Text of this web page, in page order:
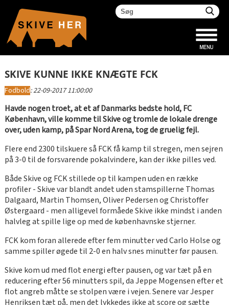
SKIVE KUNNE IKKE KNÆGTE FCK
Fodbold:22-09-2017 11:00:00
Havde nogen troet, at et af Danmarks bedste hold, FC
København, ville komme til Skive og tromle de lokale drenge
over, uden kamp, på Spar Nord Arena, tog de gruelig fejl.
Flere end 2300 tilskuere så FCK få kamp til stregen, men sejren
på 3-0 til de forsvarende pokalvindere, kan der ikke pilles ved.
Både Skive og FCK stillede op til kampen uden en række
profiler - Skive var blandt andet uden stamspillerne Thomas
Dalgaard, Martin Thomsen, Oliver Pedersen og Christoffer
Østergaard - men alligevel formåede Skive ikke mindst i anden
halvleg at spille lige op med de københavnske stjerner.
FCK kom foran allerede efter fem minutter ved Carlo Holse og
samme spiller øgede til 2-0 en halv snes minutter før pausen.
Skive kom ud med flot energi efter pausen, og var tæt på en
reducering efter 56 minutters spil, da Jeppe Mogensen efter et
flot angreb måtte se stolpen være i vejen. Senere var Jesper
Henriksen tæt på, men det lykkedes ikke at score og sætte